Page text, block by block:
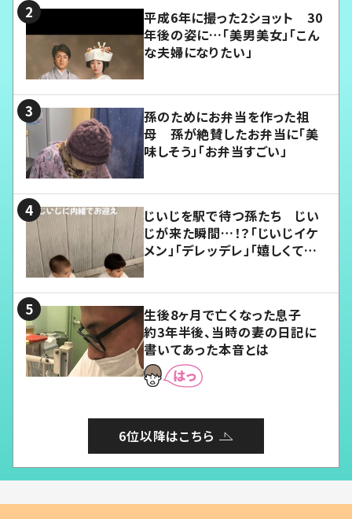
平成6年に撮った2ショット 30
年後の姿に…「美男美女」「こん
な夫婦になりたい」
孫のためにお弁当を作った祖
母 孫が絶賛したお弁当に「美
味しそう」「お弁当すごい」
じいじを駅で待つ孫たち じい
じが来た瞬間…！？「じいじイケ
メン」「デレッデレ」「嬉しくて可
生後8ヶ月で亡くなった息子
約3年半後、当時の妻の日記に
書いてあった本音とは
6位以降はこちら